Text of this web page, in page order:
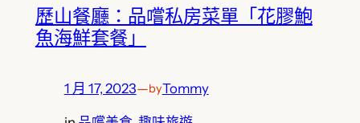
歷山餐廳：品嚐私房菜單「花膠鮑
魚海鮮套餐」
1 月 17, 2023—byTommy